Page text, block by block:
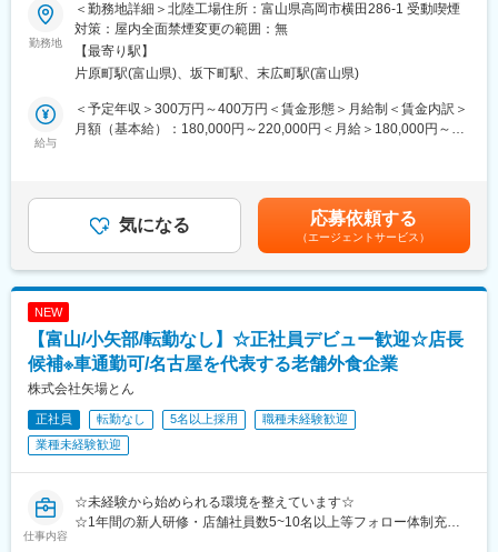
・実地研修（1ヶ月～2ヶ月間／各エリアの教育指定店舗）：実際
の店舗での営業を通じてスキルを磨きます
■キャリアパス：
の機会が豊富です。
キャリアアップの例：
・3年目：チーフマネージャーに抜擢
さらに社内公募に挑戦し、教育研修や商品開発、海外部門など他
部門で活躍することも可能です。
・こだわりとぬくもり：ただチェーン店を増やすのではなく、店
舗ごとの「こだわり」を重視し、人でしか提供できない「ぬくも
り」を大切にしています。
・店長本来の業務に集中できる環境：報告業務のシステム化やオ
ペレーションの改良を続け、店長が本来の業務に集中できる環境
を整えています。
丸亀製麺での店長候補として、あなたのキャリアを大きく広げ、
成長してみませんか？
■業務概要：
電線・ケーブルの製造（加工）を行っていただきます。第一電材
グループが扱っている電線・ケーブルとは、産業用電子機器（工
場や医療現場で使われる大型の機械）内部で電気を通す金属線の
ことです。その電線に機械と接続するためのコネクタを付けた
り、適切な長さに切ったりして加工することが、当社の役割とな
機器向けの電線・ケーブルです。精密な電子機器に悪い影響を与
えないためにも、きれいな環境で製造されているのでご安心くだ
ブリッドな生産体制になっています。
将来の幹部候補として、加工業務で技術を身につけていただき、
将来的には生産管理・品質管理をお任せします。
■入社後の流れ：社員の方による現場でのOJTで、必要な知識・技
■過去の中途入社者：販売サービス出身の方などがおり、未経験で
もご活躍できる環境がございます。
勤務地
＜勤務地詳細＞北陸工場住所：富山県高岡市横田286-1 受動喫煙
対策：屋内全面禁煙変更の範囲：無
【最寄り駅】
片原町駅(富山県)、坂下町駅、末広町駅(富山県)
給与
＜予定年収＞300万円～400万円＜賃金形態＞月給制＜賃金内訳＞
月額（基本給）：180,000円～220,000円＜月給＞180,000円～
（3月）※業績や実績にもよりますが、初年度2か月分ほどの支給
となります。2年目以降は4～5か月程の支給となります。賃金は
あくまでも目安の金額であり、選考を通じて上下する可能性があ
ります。月給(月額)は固定手当を含めた表記です。
気になる 応募依頼する
（エージェントサービス）
NEW
【富山/小矢部/転勤なし】☆正社員デビュー歓迎☆店長
候補※車通勤可/名古屋を代表する老舗外食企業
株式会社矢場とん
正社員 転勤なし 5名以上採用
職種未経験歓迎
業種未経験歓迎
仕事内容
☆未経験から始められる環境を整えています☆
☆1年間の新人研修・店舗社員数5~10名以上等フォロー体制充実